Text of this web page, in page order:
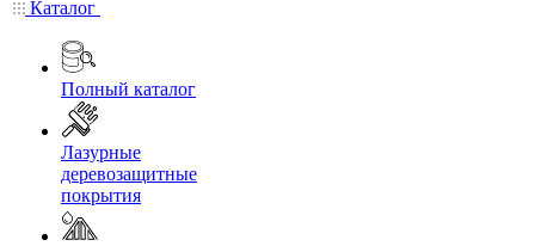
Каталог
Полный каталог
Лазурные
деревозащитные
покрытия